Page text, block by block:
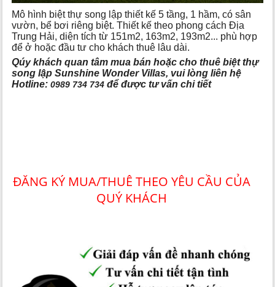
Mô hình biệt thự song lập thiết kế 5 tầng, 1 hầm, có sân
vườn, bể bơi riêng biệt. Thiết kế theo phong cách Địa
Trung Hải, diện tích từ 151m2, 163m2, 193m2... phù hợp
để ở hoặc đầu tư cho khách thuê lâu dài.
Qúy khách quan tâm mua bán hoặc cho thuê biệt thự
song lập Sunshine Wonder Villas, vui lòng liên hệ
Hotline:0989 734 734 để được tư vấn chi tiết
ĐĂNG KÝ MUA/THUÊ THEO YÊU CẦU CỦA
QUÝ KHÁCH